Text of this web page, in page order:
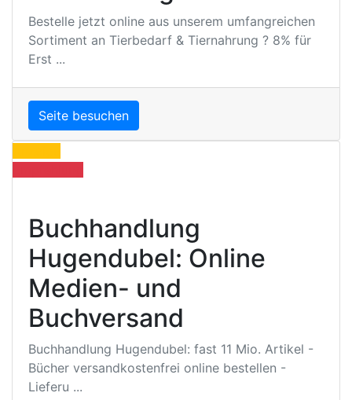
Bestelle jetzt online aus unserem umfangreichen
Sortiment an Tierbedarf & Tiernahrung ? 8% für
Erst ...
Seite besuchen
Buchhandlung
Hugendubel: Online
Medien- und
Buchversand
Buchhandlung Hugendubel: fast 11 Mio. Artikel -
Bücher versandkostenfrei online bestellen -
Lieferu ...